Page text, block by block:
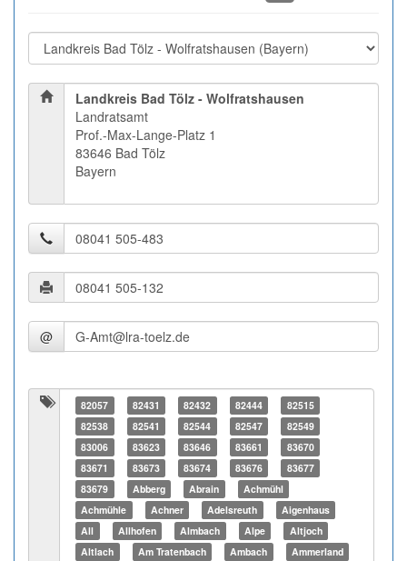
Landkreis Bad Tölz - Wolfratshausen
Landratsamt
Prof.-Max-Lange-Platz 1
83646 Bad Tölz
Bayern
@
82057 82431 82432 82444
82515
82538
82541 82544 82547
82549
83006
83623 83646 83661
83670
83671
83673 83674 83676
83677
83679
Abberg Abrain
Achmühl
Achmühle
Achner Adelsreuth
Aigenhaus
All
Allhofen Almbach Alpe
Altjoch
Altlach
Am Tratenbach Ambach Ammerland